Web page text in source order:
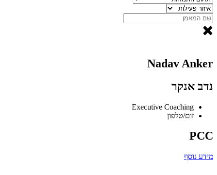
Nadav Anker
נדב אנקר
Executive Coaching
זום/טלפון
PCC
מידע נוסף